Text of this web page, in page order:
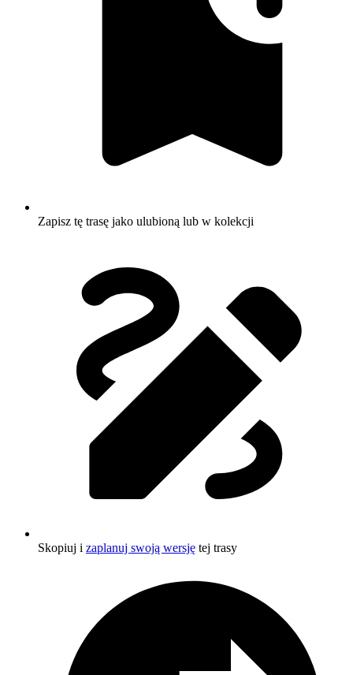
Zapisz tę trasę jako ulubioną lub w kolekcji
Skopiuj i zaplanuj swoją wersję tej trasy